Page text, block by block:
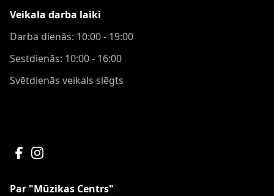
Veikala darba laiki
Darba dienās: 10:00 - 19:00
Sestdienās: 10:00 - 16:00
Svētdienās veikals slēgts
Par "Mūzikas Centrs"